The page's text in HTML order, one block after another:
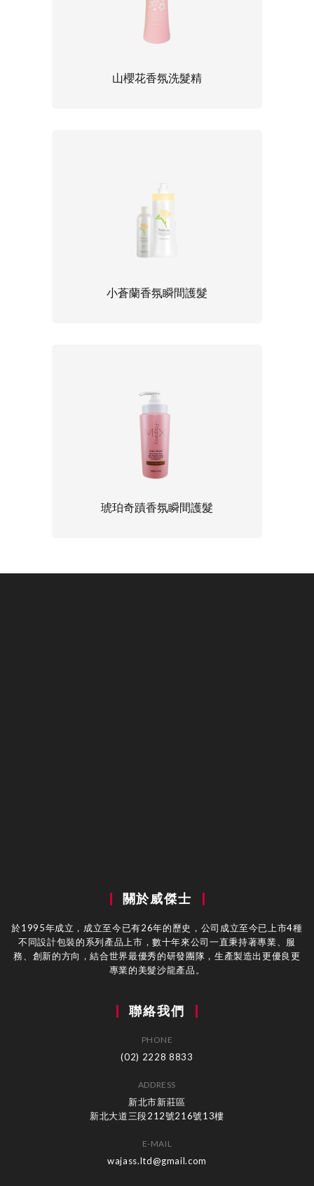
山櫻花香氛洗髮精
小蒼蘭香氛瞬間護髮
琥珀奇蹟香氛瞬間護髮
關於威傑士
於1995年成立，成立至今已有26年的歷史，公司成立至今已上市4種
不同設計包裝的系列產品上市，數十年來公司一直秉持著專業、服
務、創新的方向，結合世界最優秀的研發團隊，生產製造出更優良更
專業的美髮沙龍產品。
聯絡我們
PHONE
(02) 2228 8833
ADDRESS
新北市新莊區
新北大道三段212號216號13樓
E-MAIL
wajass.ltd@gmail.com